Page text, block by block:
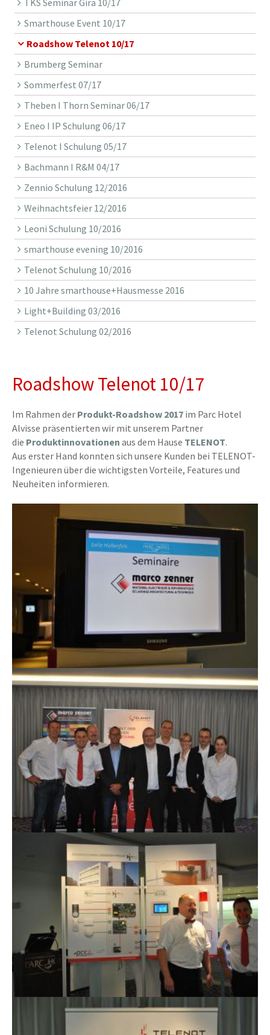
TKS Seminar Gira 10/17
Smarthouse Event 10/17
Roadshow Telenot 10/17
Brumberg Seminar
Sommerfest 07/17
Theben I Thorn Seminar 06/17
Eneo I IP Schulung 06/17
Telenot I Schulung 05/17
Bachmann I R&M 04/17
Zennio Schulung 12/2016
Weihnachtsfeier 12/2016
Leoni Schulung 10/2016
smarthouse evening 10/2016
Telenot Schulung 10/2016
10 Jahre smarthouse+Hausmesse 2016
Light+Building 03/2016
Telenot Schulung 02/2016
Roadshow Telenot 10/17
Im Rahmen der Produkt-Roadshow 2017 im Parc Hotel
Alvisse präsentierten wir mit unserem Partner
die Produktinnovationen aus dem Hause TELENOT.
Aus erster Hand konnten sich unsere Kunden bei TELENOT-
Ingenieuren über die wichtigsten Vorteile, Features und
Neuheiten informieren.